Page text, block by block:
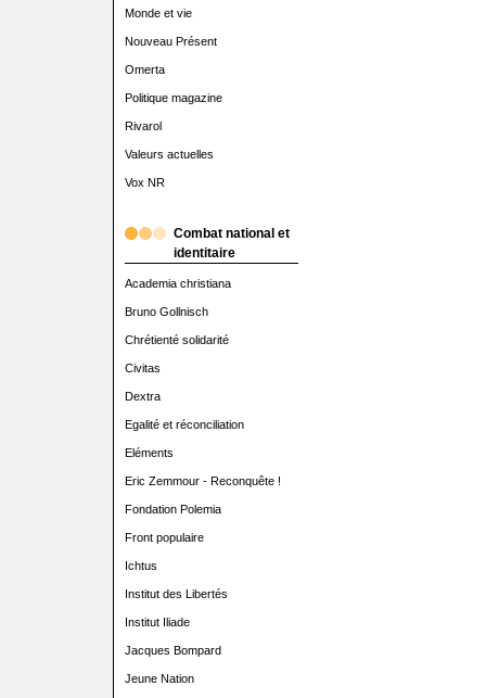
Monde et vie
Nouveau Présent
Omerta
Politique magazine
Rivarol
Valeurs actuelles
Vox NR
Combat national et
identitaire
Academia christiana
Bruno Gollnisch
Chrétienté solidarité
Civitas
Dextra
Egalité et réconciliation
Eléments
Eric Zemmour - Reconquête !
Fondation Polemia
Front populaire
Ichtus
Institut des Libertés
Institut Iliade
Jacques Bompard
Jeune Nation